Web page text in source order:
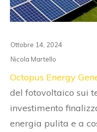
Ottobre 14, 2024
Nicola Martello
Octopus Energy
del fotovoltaico sui
investimento
energia pulita e a